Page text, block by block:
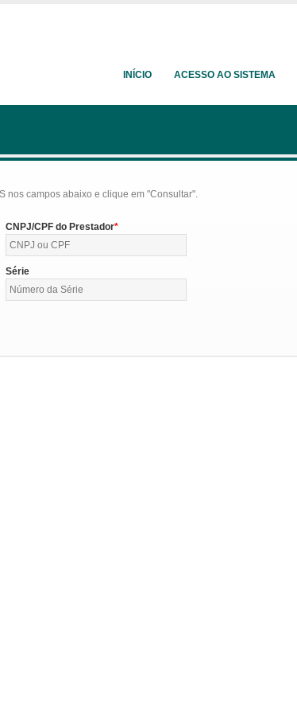
INÍCIO ACESSO AO SISTEMA
nos campos abaixo e clique em "Consultar".
CNPJ/CPF do Prestador
Série